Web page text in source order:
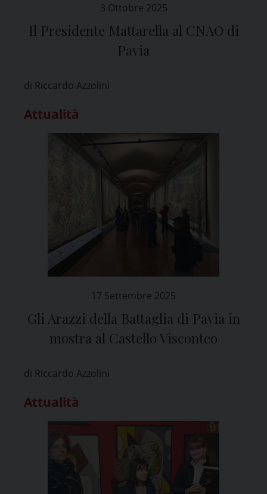
3 Ottobre 2025
Il Presidente Mattarella al CNAO di
Pavia
di Riccardo Azzolini
Attualità
17 Settembre 2025
Gli Arazzi della Battaglia di Pavia in
mostra al Castello Visconteo
di Riccardo Azzolini
Attualità